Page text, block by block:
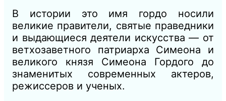
В истории это имя гордо носили
великие правители, святые праведники
и выдающиеся деятели искусства — от
ветхозаветного патриарха Симеона и
великого князя Симеона Гордого до
знаменитых современных актеров,
режиссеров и ученых.